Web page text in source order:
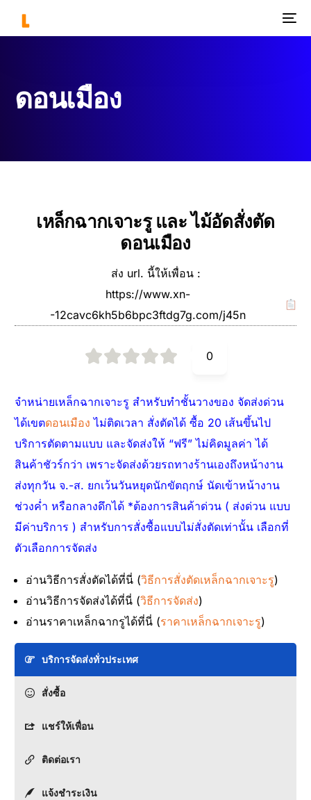
ดอนเมือง
เหล็กฉากเจาะรู และ ไม้อัดสั่งตัด
ดอนเมือง
ส่ง url. นี้ให้เพื่อน :
https://www.xn-
-12cavc6kh5b6bpc3ftdg7g.com/j45n
0
จำหน่ายเหล็กฉากเจาะรู สำหรับทำชั้นวางของ จัดส่งด่วน
ได้เขตดอนเมือง ไม่ติดเวลา สั่งตัดได้ ซื้อ 20 เส้นขึ้นไป
บริการตัดตามแบบ และจัดส่งให้ “ฟรี” ไม่คิดมูลค่า ได้
สินค้าชัวร์กว่า เพราะจัดส่งด้วยรถทางร้านเองถึงหน้างาน
ส่งทุกวัน จ.-ส. ยกเว้นวันหยุดนักขัตฤกษ์ นัดเข้าหน้างาน
ช่วงค่ำ หรือกลางดึกได้ *ต้องการสินค้าด่วน ( ส่งด่วน แบบ
มีค่าบริการ ) สำหรับการสั่งซื้อแบบไม่สั่งตัดเท่านั้น เลือกที่
ตัวเลือกการจัดส่ง
อ่านวิธีการสั่งตัดได้ที่นี่ (วิธีการสั่งตัดเหล็กฉากเจาะรู)
อ่านวิธีการจัดส่งได้ที่นี่ (วิธีการจัดส่ง)
อ่านราคาเหล็กฉากรูได้ที่นี่ (ราคาเหล็กฉากเจาะรู)
บริการจัดส่งทั่วประเทศ
สั่งซื้อ
แชร์ให้เพื่อน
ติดต่อเรา
แจ้งชำระเงิน